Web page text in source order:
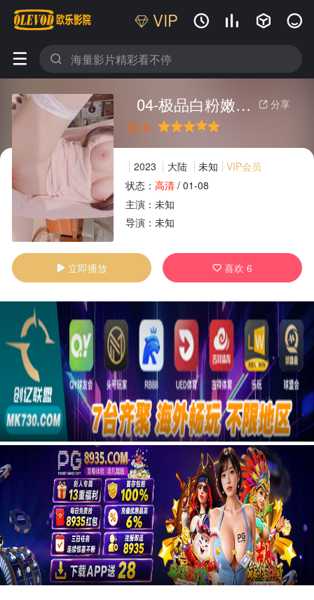
VIP    
 
 分享
04-极品白粉嫩福利姬淫语诱惑自慰
10.0
很差较差还行 推荐力荐
2023 大陆 未知
VIP会员
状态： 高清/ 01-08
主演： 未知
导演： 未知
 立即播放  喜欢6
广告